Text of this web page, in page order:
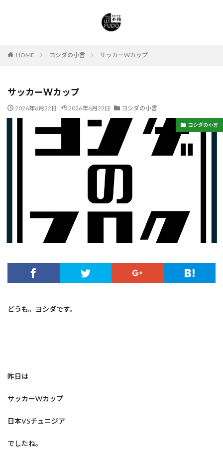
HOME ヨシダの小言 サッカーWカップ
サッカーWカップ
2026年6月22日 2026年6月22日 ヨシダの小言
ヨシダの小言
どうも。ヨシダです。
昨日は
サッカーWカップ
日本VSチュニジア
でしたね。